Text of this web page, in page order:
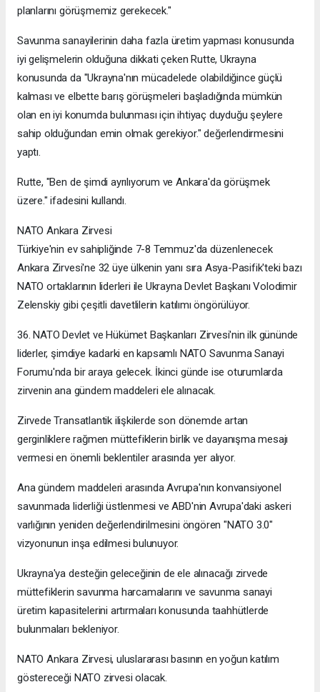
planlarını görüşmemiz gerekecek."
Savunma sanayilerinin daha fazla üretim yapması konusunda
iyi gelişmelerin olduğuna dikkati çeken Rutte, Ukrayna
konusunda da "Ukrayna'nın mücadelede olabildiğince güçlü
kalması ve elbette barış görüşmeleri başladığında mümkün
olan en iyi konumda bulunması için ihtiyaç duyduğu şeylere
sahip olduğundan emin olmak gerekiyor." değerlendirmesini
yaptı.
Rutte, "Ben de şimdi ayrılıyorum ve Ankara'da görüşmek
üzere." ifadesini kullandı.
NATO Ankara Zirvesi
Türkiye'nin ev sahipliğinde 7-8 Temmuz'da düzenlenecek
Ankara Zirvesi'ne 32 üye ülkenin yanı sıra Asya-Pasifik'teki bazı
NATO ortaklarının liderleri ile Ukrayna Devlet Başkanı Volodimir
Zelenskiy gibi çeşitli davetlilerin katılımı öngörülüyor.
36. NATO Devlet ve Hükümet Başkanları Zirvesi'nin ilk gününde
liderler, şimdiye kadarki en kapsamlı NATO Savunma Sanayi
Forumu'nda bir araya gelecek. İkinci günde ise oturumlarda
zirvenin ana gündem maddeleri ele alınacak.
Zirvede Transatlantik ilişkilerde son dönemde artan
gerginliklere rağmen müttefiklerin birlik ve dayanışma mesajı
vermesi en önemli beklentiler arasında yer alıyor.
Ana gündem maddeleri arasında Avrupa'nın konvansiyonel
savunmada liderliği üstlenmesi ve ABD'nin Avrupa'daki askeri
varlığının yeniden değerlendirilmesini öngören "NATO 3.0"
vizyonunun inşa edilmesi bulunuyor.
Ukrayna'ya desteğin geleceğinin de ele alınacağı zirvede
müttefiklerin savunma harcamalarını ve savunma sanayi
üretim kapasitelerini artırmaları konusunda taahhütlerde
bulunmaları bekleniyor.
NATO Ankara Zirvesi, uluslararası basının en yoğun katılım
göstereceği NATO zirvesi olacak.